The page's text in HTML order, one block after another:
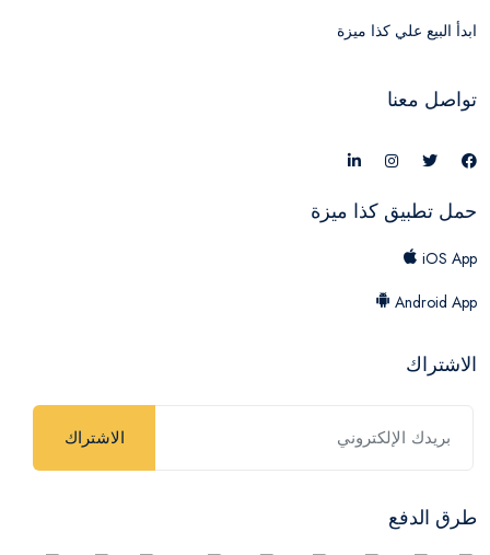
ابدأ البيع علي كذا ميزة
تواصل معنا
حمل تطبيق كذا ميزة
iOS App
Android App
الاشتراك
الاشتراك
طرق الدفع